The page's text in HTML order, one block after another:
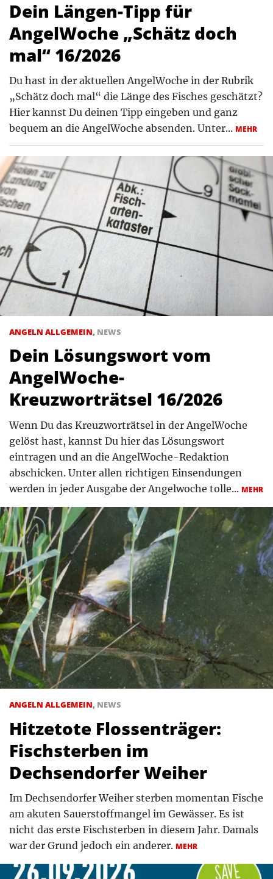
Dein Längen-Tipp für
AngelWoche „Schätz doch
mal“ 16/2026
Du hast in der aktuellen AngelWoche in der Rubrik
„Schätz doch mal“ die Länge des Fisches geschätzt?
Hier kannst Du deinen Tipp eingeben und ganz
bequem an die AngelWoche absenden. Unter... MEHR
ANGELN ALLGEMEIN, NEWS
Dein Lösungswort vom
AngelWoche-
Kreuzworträtsel 16/2026
Wenn Du das Kreuzworträtsel in der AngelWoche
gelöst hast, kannst Du hier das Lösungswort
eintragen und an die AngelWoche-Redaktion
abschicken. Unter allen richtigen Einsendungen
werden in jeder Ausgabe der Angelwoche tolle... MEHR
ANGELN ALLGEMEIN, NEWS
Hitzetote Flossenträger:
Fischsterben im
Dechsendorfer Weiher
Im Dechsendorfer Weiher sterben momentan Fische
am akuten Sauerstoffmangel im Gewässer. Es ist
nicht das erste Fischsterben in diesem Jahr. Damals
war der Grund jedoch ein anderer. MEHR